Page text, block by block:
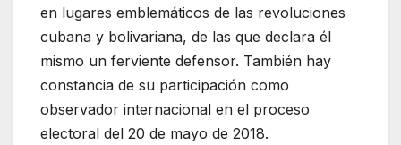
en lugares emblemáticos de las revoluciones
cubana y bolivariana, de las que declara él
mismo un ferviente defensor. También hay
constancia de su participación como
observador internacional en el proceso
electoral del 20 de mayo de 2018.